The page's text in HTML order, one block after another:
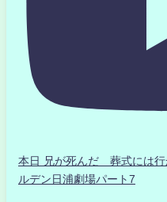
本日 兄が死んだ 葬式には
ルデン日浦劇場パート7